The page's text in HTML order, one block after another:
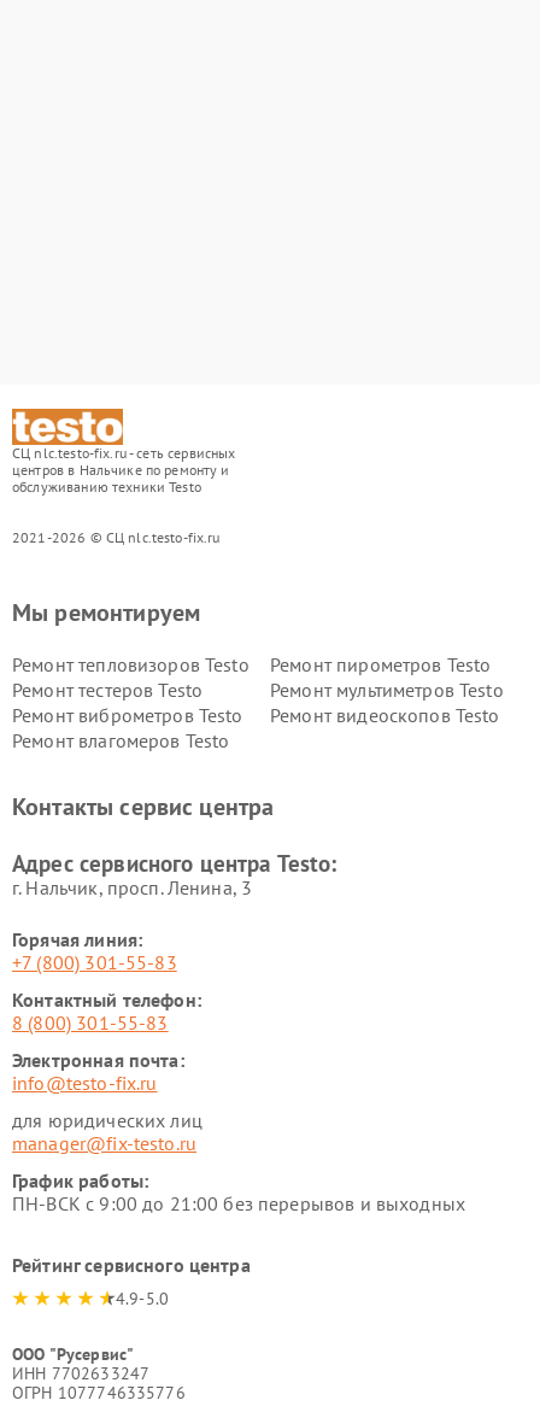
СЦ nlc.testo-fix.ru - сеть сервисных
центров в Нальчике по ремонту и
обслуживанию техники Testo
2021-2026 © СЦ nlc.testo-fix.ru
Мы ремонтируем
Ремонт тепловизоров Testo
Ремонт пирометров Testo
Ремонт тестеров Testo
Ремонт мультиметров Testo
Ремонт виброметров Testo
Ремонт видеоскопов Testo
Ремонт влагомеров Testo
Контакты сервис центра
Адрес сервисного центра Testo:
г. Нальчик, просп. Ленина, 3
Горячая линия:
+7 (800) 301-55-83
Контактный телефон:
8 (800) 301-55-83
Электронная почта:
info@testo-fix.ru
для юридических лиц
manager@fix-testo.ru
График работы:
ПН-ВСК с 9:00 до 21:00 без перерывов и выходных
Рейтинг сервисного центра
4.9-5.0
ООО "Русервис"
ИНН 7702633247
ОГРН 1077746335776